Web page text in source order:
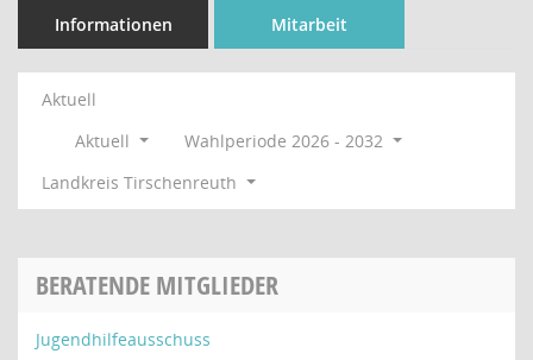
Informationen Mitarbeit
Aktuell
Aktuell
Wahlperiode 2026 - 2032
Landkreis Tirschenreuth
BERATENDE MITGLIEDER
Jugendhilfeausschuss